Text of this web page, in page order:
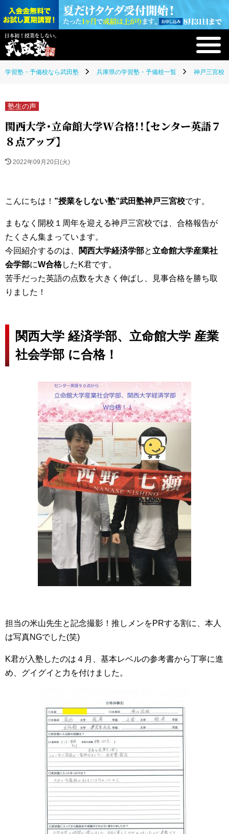
学習塾・予備校なら武田塾 兵庫県の学習塾・予備校一覧 神戸三宮校(
塾生の声
関西大学・立命館大学W合格！！【センター英語７
８点アップ】
2022年09月20日(火)
こんにちは！ ”授業をしない塾”武田塾神戸三宮校です。
まもなく開校１周年を迎える神戸三宮校では、合格報告が
たくさん集まっています。
今回紹介するのは、
関西大学経済学部と 立命館大学産業社
会学部にW合格したK君です。
苦手だった英語の点数を大きく伸ばし、見事合格を勝ち取
りました！
関西大学 経済学部、立命館大学 産業
社会学部 に合格！
担当の米山先生と記念撮影！推しメンをPRする割に、本人
は写真NGでした(笑)
K君が入塾したのは４月、基本レベルの参考書から丁寧に進
め、グイグイと力を付けました。